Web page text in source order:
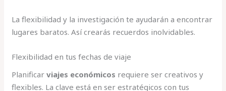
La flexibilidad y la investigación te ayudarán a encontrar
lugares baratos. Así crearás recuerdos inolvidables.
Flexibilidad en tus fechas de viaje
Planificarviajes económicos requiere ser creativos y
flexibles. La clave está en ser estratégicos con tus